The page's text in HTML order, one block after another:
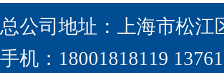
总公司地址：上海市松江
手机：18001818119